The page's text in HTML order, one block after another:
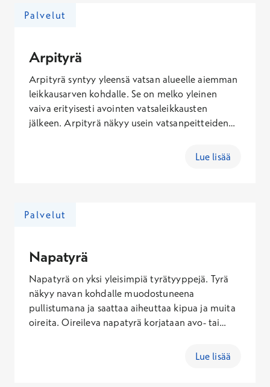
Palvelut
Arpityrä
Arpityrä syntyy yleensä vatsan alueelle aiemman
leikkausarven kohdalle. Se on melko yleinen
vaiva erityisesti avointen vatsaleikkausten
jälkeen. Arpityrä näkyy usein vatsanpeitteiden
aiheuttaa kipua esimerkiksi liikkuessa taiLue lisää
Palvelut
Napatyrä
Napatyrä on yksi yleisimpiä tyrätyyppejä. Tyrä
näkyy navan kohdalle muodostuneena
pullistumana ja saattaa aiheuttaa kipua ja muita
oireita. Oireileva napatyrä korjataan avo- tai
gastrokirurgille keskustellaksesi leikkauksesta.
Lue lisää